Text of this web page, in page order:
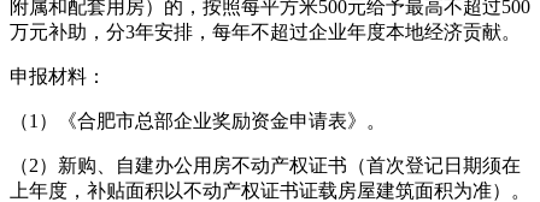
附属和配套用房）的，按照每平方米500元给予最高不超过500
万元补助，分3年安排，每年不超过企业年度本地经济贡献。
申报材料：
（1）《合肥市总部企业奖励资金申请表》。
（2）新购、自建办公用房不动产权证书（首次登记日期须在
上年度，补贴面积以不动产权证书证载房屋建筑面积为准）。